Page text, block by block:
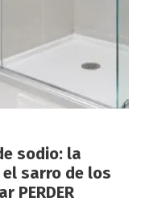
sodio: la
el sarro de los
PERDER